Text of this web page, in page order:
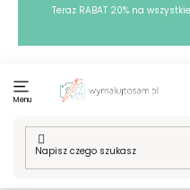
Teraz RABAT 20% na
Menu
Home